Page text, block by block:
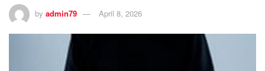
by admin79 April 8, 2026